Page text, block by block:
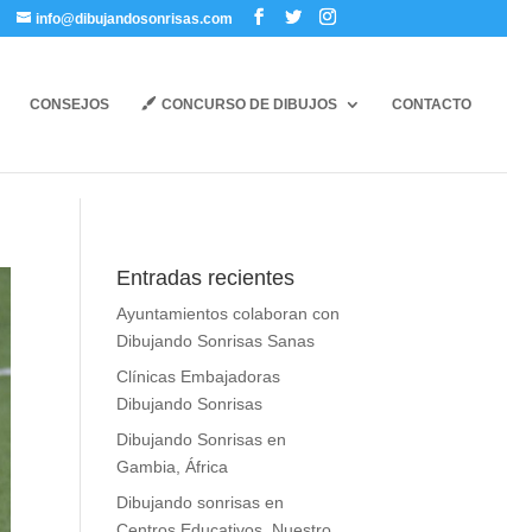
info@dibujandosonrisas.com
CONSEJOS CONCURSO DE DIBUJOS CONTACTO
Entradas recientes
Ayuntamientos colaboran con
Dibujando Sonrisas Sanas
Clínicas Embajadoras
Dibujando Sonrisas
Dibujando Sonrisas en
Gambia, África
Dibujando sonrisas en